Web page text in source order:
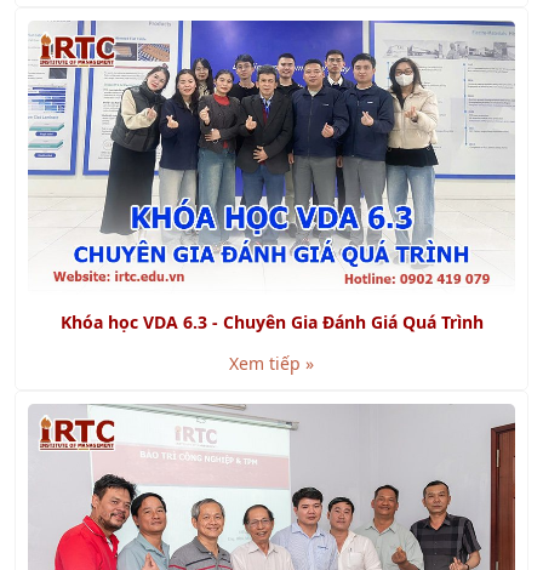
Khóa học VDA 6.3 - Chuyên Gia Đánh Giá Quá Trình
Xem tiếp »